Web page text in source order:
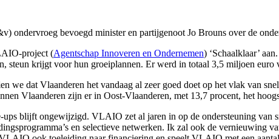
ondervroeg bevoegd minister en partijgenoot Jo Brouns over de
project (Agentschap Innoveren en Ondernemen) ‘Schaalklaar’
steun krijgt voor hun groeiplannen. Er werd in totaal 3,5 miljoen
we dat Vlaanderen het vandaag al zeer goed doet op het vlak van
Vlaanderen zijn er in Oost-Vlaanderen, met 13,7 procent, het
blijft ongewijzigd. VLAIO zet al jaren in op de ondersteuning van
en selectieve netwerken. Ik zal ook de vernieuwing